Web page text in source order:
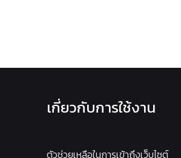
เกี่ยวกับการใช้งาน
ตัวช่วยเหลือในการเข้าถึงเว็บไซต์